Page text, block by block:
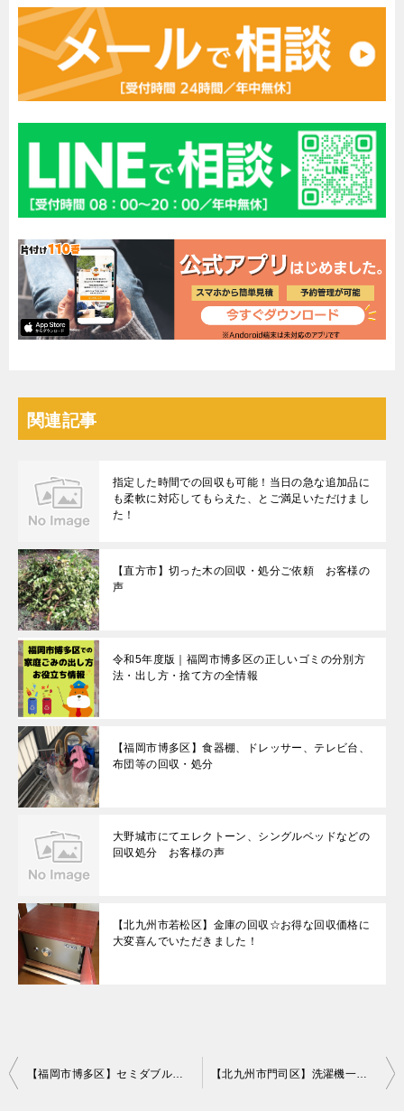
関連記事
指定した時間での回収も可能！当日の急な追加品に
も柔軟に対応してもらえた、とご満足いただけまし
た！
【直方市】切った木の回収・処分ご依頼 お客様の
声
令和5年度版｜福岡市博多区の正しいゴミの分別方
法・出し方・捨て方の全情報
【福岡市博多区】食器棚、ドレッサー、テレビ台、
布団等の回収・処分
大野城市にてエレクトーン、シングルベッドなどの
回収処分 お客様の声
【北九州市若松区】金庫の回収☆お得な回収価格に
大変喜んでいただきました！
投
【福岡市博多区】セミダブルベッドの回収ご依頼☆即日希望に対応でき、ご満足いただけました！ 【北九州市門司区】洗濯機一台の回収 お客様の声